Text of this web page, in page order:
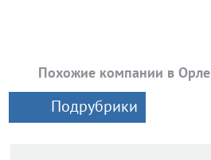
Похожие компании в Орле
Подрубрики